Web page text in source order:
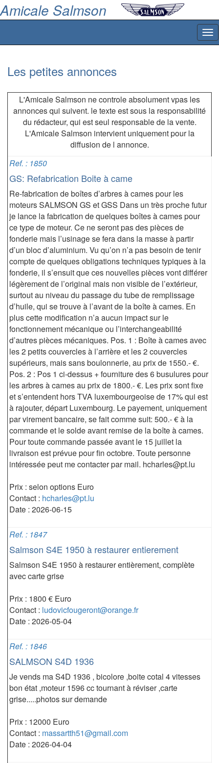
Amicale Salmson
Les petites annonces
L'Amicale Salmson ne controle absolument vpas les
annonces qui suivent. le texte est sous la responsabilité
du rédacteur, qui est seul responsable de la vente.
L'Amicale Salmson intervient uniquement pour la
diffusion de l annonce.
Ref. : 1850
GS: Refabrication Boite à came
Re-fabrication de boîtes d’arbres à cames pour les
moteurs SALMSON GS et GSS Dans un très proche futur
je lance la fabrication de quelques boîtes à cames pour
ce type de moteur. Ce ne seront pas des pièces de
fonderie mais l’usinage se fera dans la masse à partir
d’un bloc d’aluminium. Vu qu’on n’a pas besoin de tenir
compte de quelques obligations techniques typiques à la
fonderie, il s’ensuit que ces nouvelles pièces vont différer
légèrement de l’original mais non visible de l’extérieur,
surtout au niveau du passage du tube de remplissage
d’huile, qui se trouve à l’avant de la boîte à cames. En
plus cette modification n’a aucun impact sur le
fonctionnement mécanique ou l’interchangeabilité
d’autres pièces mécaniques. Pos. 1 : Boîte à cames avec
les 2 petits couvercles à l’arrière et les 2 couvercles
supérieurs, mais sans boulonnerie, au prix de 1550.- €.
Pos. 2 : Pos 1 ci-dessus + fourniture des 6 busulures pour
les arbres à cames au prix de 1800.- €. Les prix sont fixe
et s’entendent hors TVA luxembourgeoise de 17% qui est
à rajouter, départ Luxembourg. Le payement, uniquement
par virement bancaire, se fait comme suit: 500.- € à la
commande et le solde avant remise de la boîte à cames.
Pour toute commande passée avant le 15 juillet la
livraison est prévue pour fin octobre. Toute personne
intéressée peut me contacter par mail. hcharles@pt.lu
Prix : selon options Euro
Contact : hcharles@pt.lu
Date : 2026-06-15
Ref. : 1847
Salmson S4E 1950 à restaurer entierement
Salmson S4E 1950 à restaurer entièrement, complète
avec carte grise
Prix : 1800 € Euro
Contact : ludovicfougeront@orange.fr
Date : 2026-05-04
Ref. : 1846
SALMSON S4D 1936
Je vends ma S4D 1936 , bicolore ,boite cotal 4 vitesses
bon état ,moteur 1596 cc tournant à réviser ,carte
grise.....photos sur demande
Prix : 12000 Euro
Contact : massartth51@gmail.com
Date : 2026-04-04